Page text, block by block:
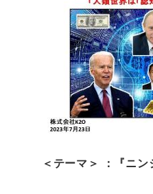
＜テーマ＞ ：『ニ